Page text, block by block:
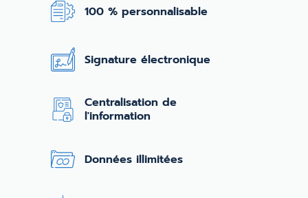
100 % personnalisable
Signature électronique
Centralisation de
l'information
Données illimitées